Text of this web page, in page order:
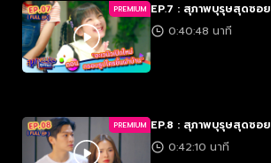
PREMIUM EP.7 : สุภาพบุรุษสุดซอ
0:40:48 นาที
PREMIUM EP.8 : สุภาพบุรุษสุดซอ
0:42:10 นาที